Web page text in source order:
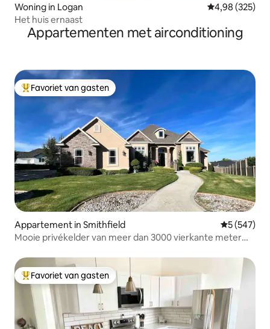
Woning in Logan Gemiddelde
4,98 (325)
Het huis ernaast
Appartementen met airconditioning
Topfavoriet van gasten
Favoriet van gasten
Appartement in Smithfield
5 (547)
Mooie privékelder van meer dan 3000 vierkante meter
Topfavoriet van gasten
Favoriet van gasten